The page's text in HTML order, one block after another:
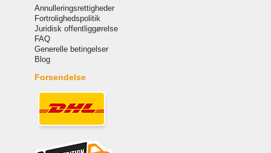
Annulleringsrettigheder
Fortrolighedspolitik
Juridisk offentliggørelse
FAQ
Generelle betingelser
Blog
Forsendelse